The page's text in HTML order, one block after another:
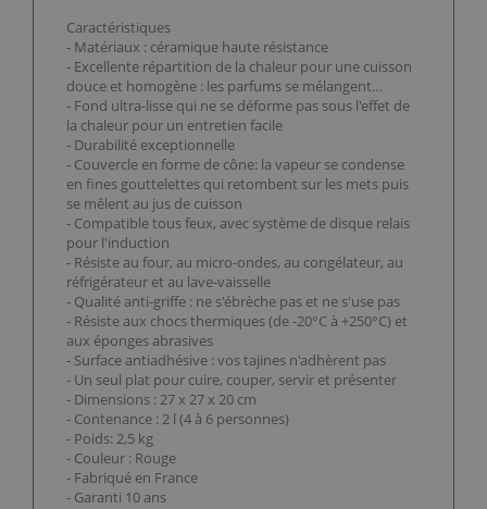
Caractéristiques
- Matériaux : céramique haute résistance
- Excellente répartition de la chaleur pour une cuisson
douce et homogène : les parfums se mélangent…
- Fond ultra-lisse qui ne se déforme pas sous l'effet de
la chaleur pour un entretien facile
- Durabilité exceptionnelle
- Couvercle en forme de cône: la vapeur se condense
en fines gouttelettes qui retombent sur les mets puis
se mêlent au jus de cuisson
- Compatible tous feux, avec système de disque relais
pour l'induction
- Résiste au four, au micro-ondes, au congélateur, au
réfrigérateur et au lave-vaisselle
- Qualité anti-griffe : ne s'ébrèche pas et ne s'use pas
- Résiste aux chocs thermiques (de -20°C à +250°C) et
aux éponges abrasives
- Surface antiadhésive : vos tajines n'adhèrent pas
- Un seul plat pour cuire, couper, servir et présenter
- Dimensions : 27 x 27 x 20 cm
- Contenance : 2 l (4 à 6 personnes)
- Poids: 2,5 kg
- Couleur : Rouge
- Fabriqué en France
- Garanti 10 ans